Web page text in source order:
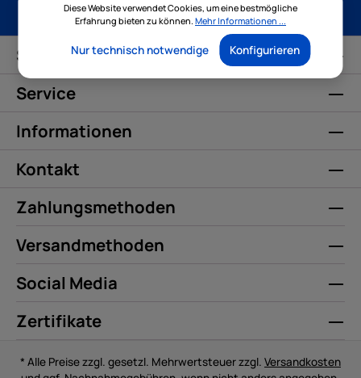
Service-Hotline
Service
Informationen
Kontakt
Zahlungsmethoden
Versandmethoden
Social Media
Zertifikate
* Alle Preise zzgl. gesetzl. Mehrwertsteuer zzgl. Versandkosten
Diese Website verwendet Cookies, um eine bestmögliche
Erfahrung bieten zu können. Mehr Informationen ...
Nur technisch notwendige Konfigurieren